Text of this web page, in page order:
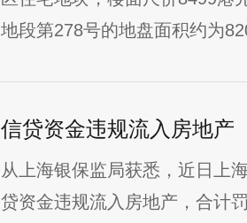
地段第278号的地盘面积约为
信贷资金违规流入房地产
从上海银保监局获悉，近日上
贷资金违规流入房地产，合计